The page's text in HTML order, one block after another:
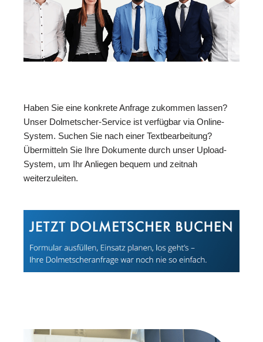
Haben Sie eine konkrete Anfrage zukommen lassen?
Unser Dolmetscher-Service ist verfügbar via Online-
System. Suchen Sie nach einer Textbearbeitung?
Übermitteln Sie Ihre Dokumente durch unser Upload-
System, um Ihr Anliegen bequem und zeitnah
weiterzuleiten.